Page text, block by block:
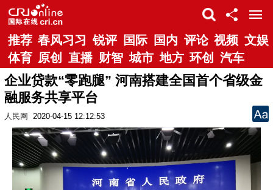
推荐 春风习习 锐评 国际 国内 评论 视频 文娱
体育 原创 直播 财智 城市 地方 环创 汽车
企业贷款“零跑腿” 河南搭建全国首个省级金
融服务共享平台
人民网 2020-04-15 12:12:53